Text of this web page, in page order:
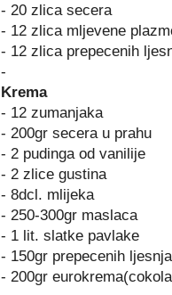
- 20 zlica secera
- 12 zlica mljevene
- 12 zlica prepecenih
-
Krema
- 12 zumanjaka
- 200gr secera u prahu
- 2 pudinga od vanilije
- 2 zlice gustina
- 8dcl. mlijeka
- 250-300gr maslaca
- 1 lit. slatke pavlake
- 150gr prepecenih
- 200gr